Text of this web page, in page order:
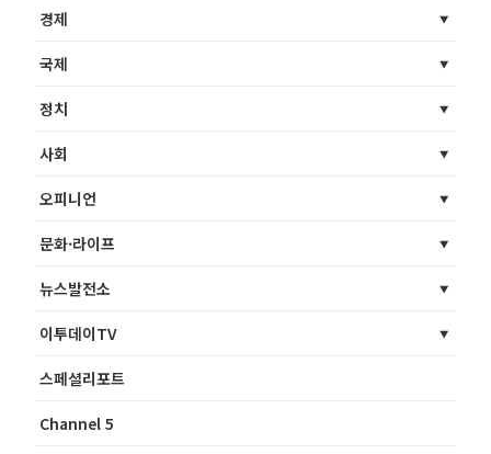
경제
국제
정치
사회
오피니언
문화·라이프
뉴스발전소
이투데이TV
스페셜리포트
Channel 5